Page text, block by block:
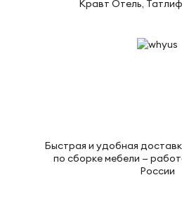
Кравт Отель,
Быстрая и удобная
по сборке мебели —
России